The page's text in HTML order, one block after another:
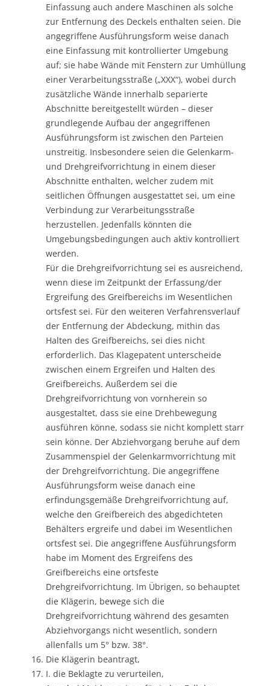
Einfassung auch andere Maschinen als solche
zur Entfernung des Deckels enthalten seien. Die
angegriffene Ausführungsform weise danach
eine Einfassung mit kontrollierter Umgebung
auf; sie habe Wände mit Fenstern zur Umhüllung
einer Verarbeitungsstraße („XXX“), wobei durch
zusätzliche Wände innerhalb separierte
Abschnitte bereitgestellt würden – dieser
grundlegende Aufbau der angegriffenen
Ausführungsform ist zwischen den Parteien
unstreitig. Insbesondere seien die Gelenkarm-
und Drehgreifvorrichtung in einem dieser
Abschnitte enthalten, welcher zudem mit
seitlichen Öffnungen ausgestattet sei, um eine
Verbindung zur Verarbeitungsstraße
herzustellen. Jedenfalls könnten die
Umgebungsbedingungen auch aktiv kontrolliert
werden.
Für die Drehgreifvorrichtung sei es ausreichend,
wenn diese im Zeitpunkt der Erfassung/der
Ergreifung des Greifbereichs im Wesentlichen
ortsfest sei. Für den weiteren Verfahrensverlauf
der Entfernung der Abdeckung, mithin das
Halten des Greifbereichs, sei dies nicht
erforderlich. Das Klagepatent unterscheide
zwischen einem Ergreifen und Halten des
Greifbereichs. Außerdem sei die
Drehgreifvorrichtung von vornherein so
ausgestaltet, dass sie eine Drehbewegung
ausführen könne, sodass sie nicht komplett starr
sein könne. Der Abziehvorgang beruhe auf dem
Zusammenspiel der Gelenkarmvorrichtung mit
der Drehgreifvorrichtung. Die angegriffene
Ausführungsform weise danach eine
erfindungsgemäße Drehgreifvorrichtung auf,
welche den Greifbereich des abgedichteten
Behälters ergreife und dabei im Wesentlichen
ortsfest sei. Die angegriffene Ausführungsform
habe im Moment des Ergreifens des
Greifbereichs eine ortsfeste
Drehgreifvorrichtung. Im Übrigen, so behauptet
die Klägerin, bewege sich die
Drehgreifvorrichtung während des gesamten
Abziehvorgangs nicht wesentlich, sondern
allenfalls um 5° bzw. 38°.
Die Klägerin beantragt,
I. die Beklagte zu verurteilen,